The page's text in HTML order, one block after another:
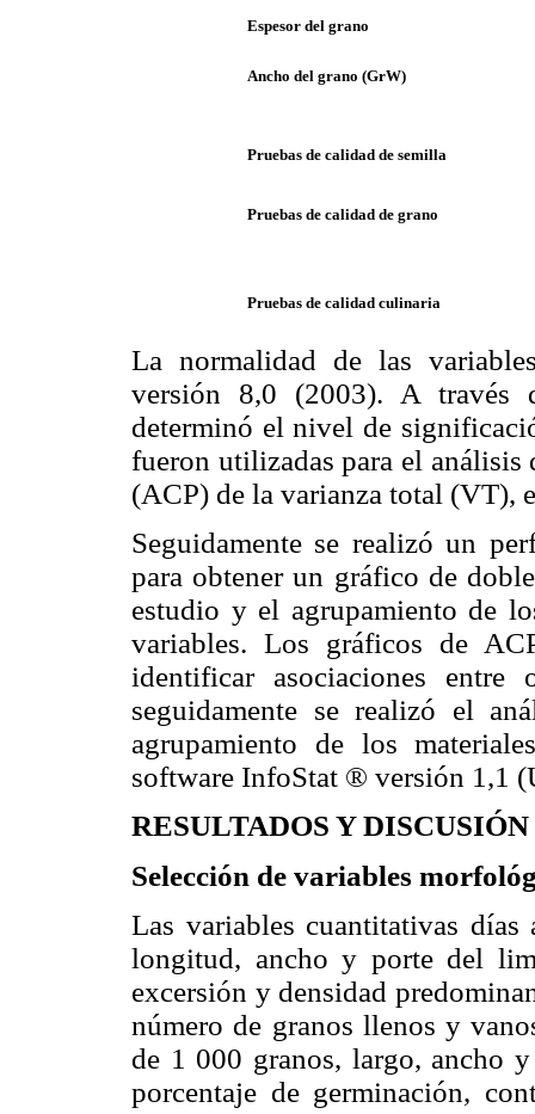
Espesor del grano
Ancho del grano (GrW)
Pruebas de calidad de semilla
Pruebas de calidad de grano
Pruebas de calidad culinaria
La normalidad de las
versión 8,0 (2003). A través
determinó el nivel de
fueron utilizadas para el análisis
(ACP) de la varianza total (VT),
Seguidamente se realizó un
para obtener un gráfico de
estudio y el agrupamiento de
variables. Los gráficos de
identificar asociaciones entre
seguidamente se realizó el
agrupa­miento de los
software InfoStat ® versión 1,1
RESULTADOS Y DISCUSIÓN
Selección de variables
Las variables cuantitativas
longitud, ancho y porte del
excersión y densidad
número de granos llenos y
de 1 000 granos, largo, ancho
porcentaje de germi­nación,